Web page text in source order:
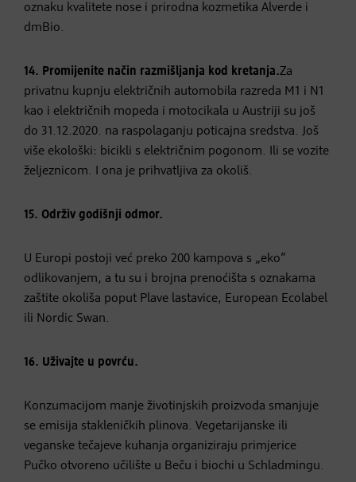
oznaku kvalitete nose i prirodna kozmetika Alverde i
dmBio.
14. Promijenite način razmišljanja kod kretanja.Za
privatnu kupnju električnih automobila razreda M1 i N1
kao i električnih mopeda i motocikala u Austriji su još
do 31.12.2020. na raspolaganju poticajna sredstva. Još
više ekološki: bicikli s električnim pogonom. Ili se vozite
željeznicom. I ona je prihvatljiva za okoliš.
15. Održiv godišnji odmor.
U Europi postoji već preko 200 kampova s „eko“
odlikovanjem, a tu su i brojna prenoćišta s oznakama
zaštite okoliša poput Plave lastavice, European Ecolabel
ili Nordic Swan.
16. Uživajte u povrću.
Konzumacijom manje životinjskih proizvoda smanjuje
se emisija stakleničkih plinova. Vegetarijanske ili
veganske tečajeve kuhanja organiziraju primjerice
Pučko otvoreno učilište u Beču i biochi u Schladmingu.